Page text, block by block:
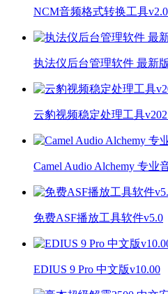
NCM音频格式转换工具
执法仪后台管理软件 最新
云豹视频稳定处理工具
Camel Audio Alchemy 专业
免费ASF播放工具软件v5.0
EDIUS 9 Pro 中文版v10.00